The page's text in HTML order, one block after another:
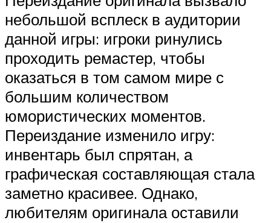
небольшой всплеск в аудитории
данной игры: игроки ринулись
проходить ремастер, чтобы
оказаться в том самом мире с
большим количеством
юмористических моментов.
Переиздание изменило игру:
инвентарь был спрятан, а
графическая составляющая стала
заметно красивее. Однако,
любителям оригинала оставили